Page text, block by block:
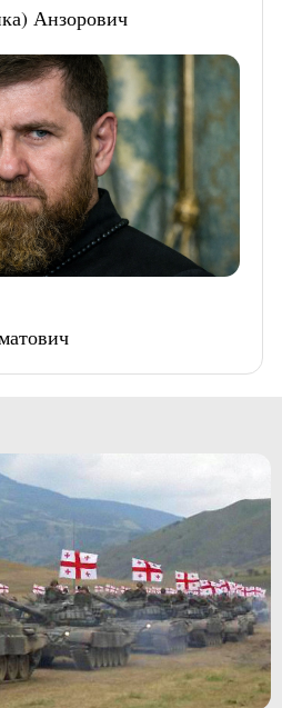
Анзорович